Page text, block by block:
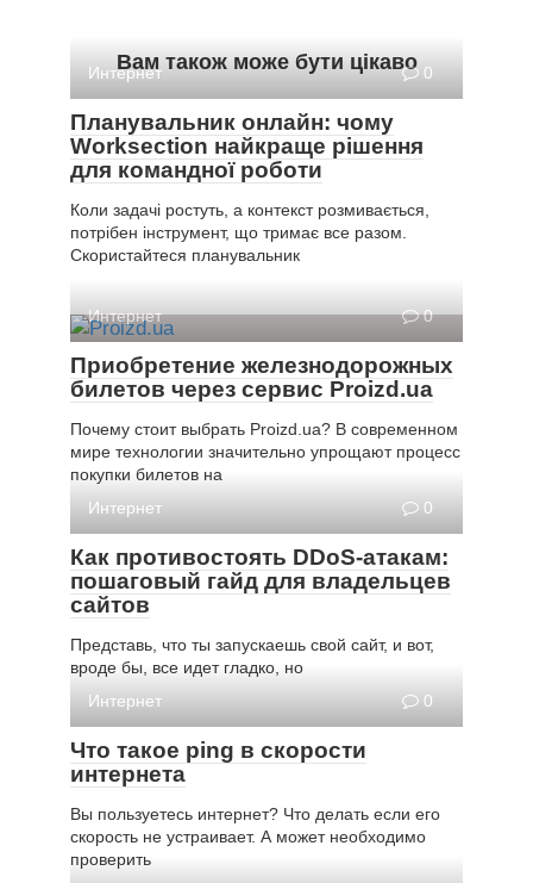
Вам також може бути цікаво
Интернет 0
Планувальник онлайн: чому
Worksection найкраще рішення
для командної роботи
Коли задачі ростуть, а контекст розмивається,
потрібен інструмент, що тримає все разом.
Скористайтеся планувальник
Интернет 0
Приобретение железнодорожных
билетов через сервис Proizd.ua
Почему стоит выбрать Proizd.ua? В современном
мире технологии значительно упрощают процесс
покупки билетов на
Интернет
0
Как противостоять DDoS-атакам:
пошаговый гайд для владельцев
сайтов
Представь, что ты запускаешь свой сайт, и вот,
вроде бы, все идет гладко, но
Интернет
0
Что такое ping в скорости
интернета
Вы пользуетесь интернет? Что делать если его
скорость не устраивает. А может необходимо
проверить